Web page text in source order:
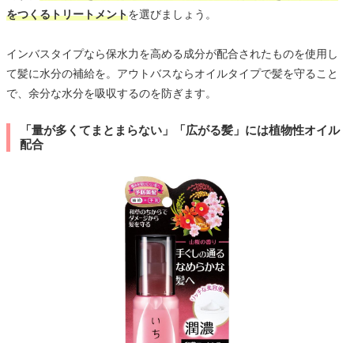
をつくるトリートメントを選びましょう。
インバスタイプなら保水力を高める成分が配合されたものを使用し
て髪に水分の補給を。アウトバスならオイルタイプで髪を守ること
で、余分な水分を吸収するのを防ぎます。
「量が多くてまとまらない」「広がる髪」には植物性オイル
配合